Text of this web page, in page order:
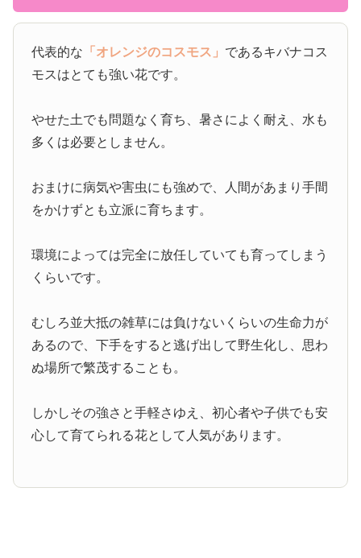
代表的な 「オレンジのコスモス」 であるキバナコス
モスはとても強い花です。
やせた土でも問題なく育ち、暑さによく耐え、水も
多くは必要としません。
おまけに病気や害虫にも強めで、人間があまり手間
をかけずとも立派に育ちます。
環境によっては完全に放任していても育ってしまう
くらいです。
むしろ並大抵の雑草には負けないくらいの生命力が
あるので、下手をすると逃げ出して野生化し、思わ
ぬ場所で繁茂することも。
しかしその強さと手軽さゆえ、初心者や子供でも安
心して育てられる花として人気があります。